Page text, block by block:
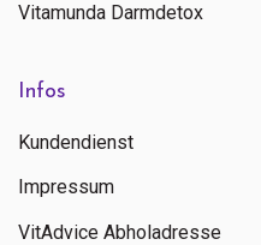
Vitamunda Darmdetox
Infos
Kundendienst
Impressum
VitAdvice Abholadresse